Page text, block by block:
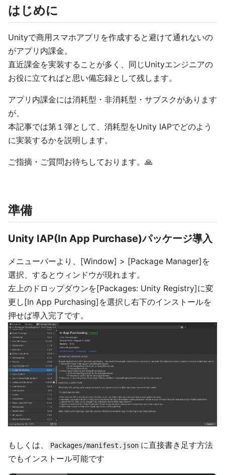
はじめに
Unityで商用スマホアプリを作成すると避けて通れないの
がアプリ内課金。
直近課金を実装することが多く、同じUnityエンジニアの
お役に立てればと思い備忘録として残します。
アプリ内課金には消耗型・非消耗型・サブスクがあります
が、
本記事では第１弾として、消耗型をUnity IAPでどのよう
に実装するかを説明します。
ご指摘・ご質問お待ちしております。🙏
準備
Unity IAP(In App Purchase)パッケージ導入
メニューバーより、[Window] > [Package Manager]を
選択、するとウィンドウが現れます。
左上のドロップダウンを[Packages: Unity Registry]に変
更し[In App Purchasing]を選択し右下のインストールを
押せば導入完了です。
もしくは、 Packages/manifest.json に直接書き足す方法
でもインストール可能です